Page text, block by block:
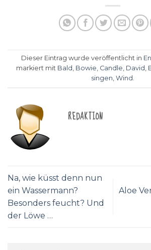
Dieser Eintrag wurde veröffentlicht in
markiert mit Bald , Bowie, Candle, David ,
singen, Wind .
REDAKTION
Na, wie küsst denn nun
ein Wassermann?
Besonders feucht? Und
der Löwe …
Aloe